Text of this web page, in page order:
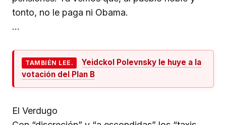
tonto, no le paga ni Obama.
…
TAMBIÉN LEE.
Yeidckol Polevnsky le huye a la
votación del Plan B
El Verdugo